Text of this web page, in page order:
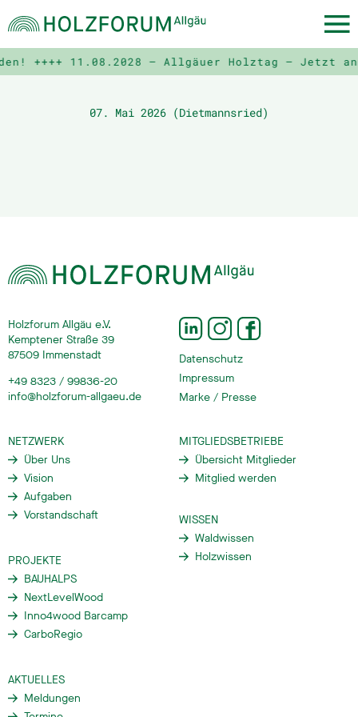
++++ 11.08.2028 – Allgäuer Holztag – Jetzt
07. Mai 2026 (Dietmannsried)
Holzforum Allgäu e.V.
Kemptener Straße 39
87509 Immenstadt
+49 8323 / 99836-20
info@holzforum-allgaeu.de
Datenschutz
Impressum
Marke / Presse
NETZWERK
Über Uns
Vision
Aufgaben
Vorstandschaft
MITGLIEDSBETRIEBE
Übersicht Mitglieder
Mitglied werden
WISSEN
Waldwissen
Holzwissen
PROJEKTE
BAUHALPS
NextLevelWood
Inno4wood Barcamp
CarboRegio
AKTUELLES
Meldungen